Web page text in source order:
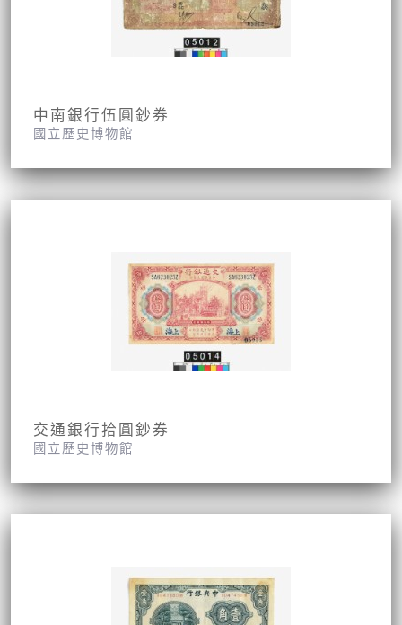
中南銀行伍圓鈔券
國立歷史博物館
交通銀行拾圓鈔券
國立歷史博物館